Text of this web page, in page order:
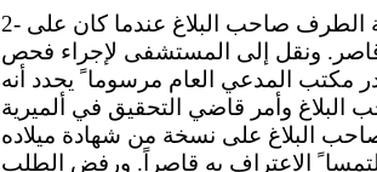
2- وفي 22 كانون الثاني/يناير 2018، اعترضت شرطة حدود الدولة الطرف صاحب البلاغ عندما كان على
ونقل إلى المستشفى لإجراء فحص
الأيسر، أكد أن عمره 18 عاما ً . وأصدر مكتب المدعي العام مرسوما ً يحدد أنه
صاحب البلاغ وأمر قاضي التحقيق في ألميرية
وفي 8 شباط/فبراير 2018، حصل صاحب البلاغ على نسخة من شهادة ميلاده
الاعتراف به قاصراً. ورفض الطلب